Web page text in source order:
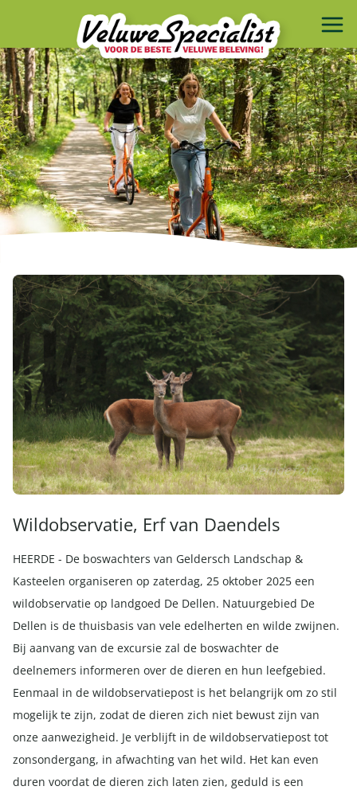
Wildobservatie, Erf van Daendels
HEERDE - De boswachters van Geldersch Landschap &
Kasteelen organiseren op zaterdag, 25 oktober 2025 een
wildobservatie op landgoed De Dellen. Natuurgebied De
Dellen is de thuisbasis van vele edelherten en wilde zwijnen.
Bij aanvang van de excursie zal de boswachter de
deelnemers informeren over de dieren en hun leefgebied.
Eenmaal in de wildobservatiepost is het belangrijk om zo stil
mogelijk te zijn, zodat de dieren zich niet bewust zijn van
onze aanwezigheid. Je verblijft in de wildobservatiepost tot
zonsondergang, in afwachting van het wild. Het kan even
duren voordat de dieren zich laten zien, geduld is een